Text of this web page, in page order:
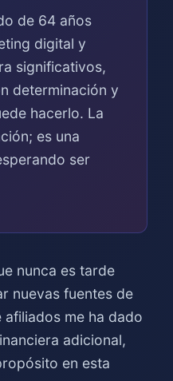
de 64 años
digital y
significativos,
determinación y
hacerlo. La
es una
ser
nunca es tarde
nuevas fuentes de
me ha dado
adicional,
en esta